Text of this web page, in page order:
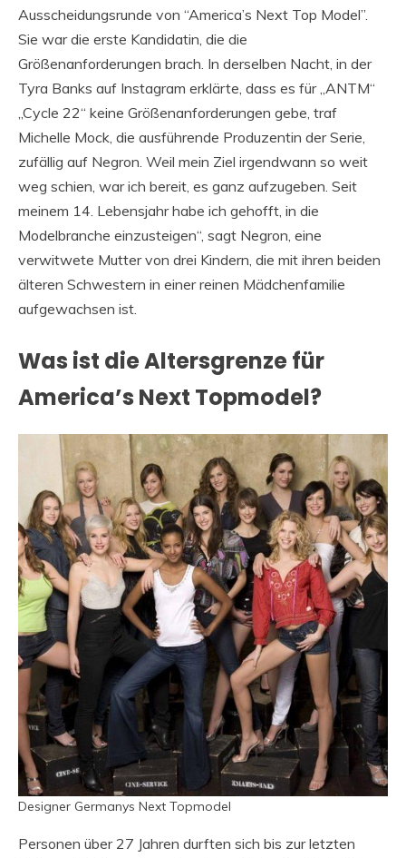
Ausscheidungsrunde von “America’s Next Top Model”.
Sie war die erste Kandidatin, die die
Größenanforderungen brach. In derselben Nacht, in der
Tyra Banks auf Instagram erklärte, dass es für „ANTM“
„Cycle 22“ keine Größenanforderungen gebe, traf
Michelle Mock, die ausführende Produzentin der Serie,
zufällig auf Negron. Weil mein Ziel irgendwann so weit
weg schien, war ich bereit, es ganz aufzugeben. Seit
meinem 14. Lebensjahr habe ich gehofft, in die
Modelbranche einzusteigen“, sagt Negron, eine
verwitwete Mutter von drei Kindern, die mit ihren beiden
älteren Schwestern in einer reinen Mädchenfamilie
aufgewachsen ist.
Was ist die Altersgrenze für
America’s Next Topmodel?
Designer Germanys Next Topmodel
Personen über 27 Jahren durften sich bis zur letzten